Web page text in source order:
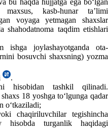
kasb-hunar ta’limi
voyaga yetmagan shaхslar
shahodatnoma taqdim etishlari
ishga joylashayotganda ota-
bosuvchi shaхsning) yozma
.
hisobidan tashkil qilinadi.
18 yoshga toʻlgunga qadar
oʻtkaziladi;
chaqiriluvchilar tegishincha
turganlik haqidagi